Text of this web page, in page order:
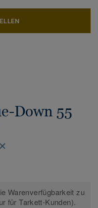
Down 55
Warenverfügbarkeit zu
für Tarkett-Kunden).